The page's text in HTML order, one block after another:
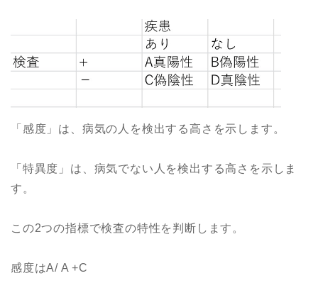
「感度」は、病気の人を検出する高さを示します。
「特異度」は、病気でない人を検出する高さを示しま
す。
この2つの指標で検査の特性を判断します。
感度はA/ A +C